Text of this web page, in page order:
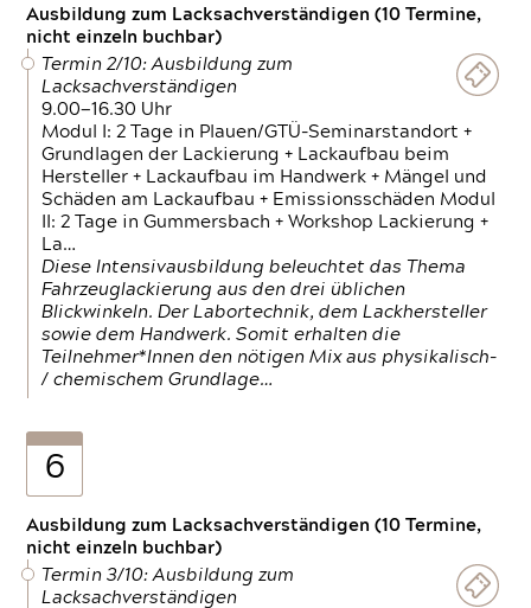
Ausbildung zum Lacksachverständigen (10 Termine,
nicht einzeln buchbar)
Termin 2/10: Ausbildung zum
Lacksachverständigen
9.00—16.30 Uhr
Modul I: 2 Tage in Plauen/GTÜ-Seminarstandort +
Grundlagen der Lackierung + Lackaufbau beim
Hersteller + Lackaufbau im Handwerk + Mängel und
Schäden am Lackaufbau + Emissionsschäden Modul
II: 2 Tage in Gummersbach + Workshop Lackierung +
La…
Diese Intensivausbildung beleuchtet das Thema
Fahrzeuglackierung aus den drei üblichen
Blickwinkeln. Der Labortechnik, dem Lackhersteller
sowie dem Handwerk. Somit erhalten die
Teilnehmer*Innen den nötigen Mix aus physikalisch-
/ chemischem Grundlage…
6
Ausbildung zum Lacksachverständigen (10 Termine,
nicht einzeln buchbar)
Termin 3/10: Ausbildung zum
Lacksachverständigen